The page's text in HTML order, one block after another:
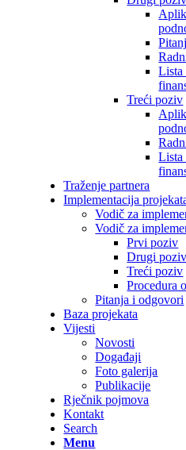
Lista
Treći poziv
Lista
Traženje partnera
Implementacija
Vodič za
Vodič za
Prvi poziv
Drugi poziv
Treći poziv
Procedura
Pitanja i odgovori
Baza projekata
Vijesti
Novosti
Događaji
Foto galerija
Publikacije
Rječnik pojmova
Kontakt
Search
Menu